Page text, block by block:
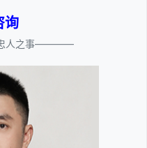
询
人之事————